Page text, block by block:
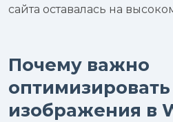
сайта оставалась на
Почему важно
оптимизировать
изображения в